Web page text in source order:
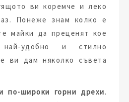
ви коремче и леко
Понеже знам колко е
майки да преценят кое
удобно и стилно
ви дам няколко съвета
по-широки горни дрехи.